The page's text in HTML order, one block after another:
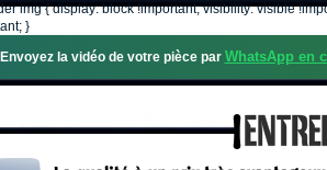
img { display: block !important; visibility: visible
}
la vidéo de votre pièce par WhatsApp en